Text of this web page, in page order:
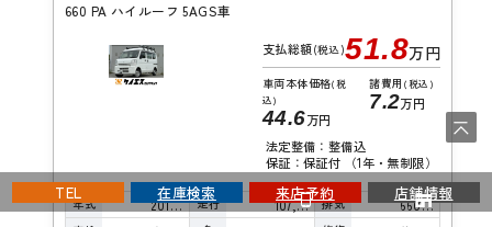
660 PA ハイルーフ 5AGS車
支払総額(税込)51.8万円
車両本体価格(税
込)
44.6万円
諸費用 (税込)
7.2万円
法定整備：整備込
保証：保証付 （1年・無制限）
年式 2016年 走行 107,000km 排気 660cc
TEL 在庫検索 来店予約 店舗情報